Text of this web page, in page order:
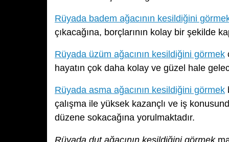
Rüyada badem ağacının kesildiğini
çıkacağına, borçlarının kolay bir şekilde
Rüyada üzüm ağacının kesildiğini görmek
hayatın çok daha kolay ve güzel hale
Rüyada asma ağacının kesildiğini görmek
çalışma ile yüksek kazançlı ve iş
düzene sokacağına yorulmaktadır.
Rüyada dut ağacının kesildiğini görmek